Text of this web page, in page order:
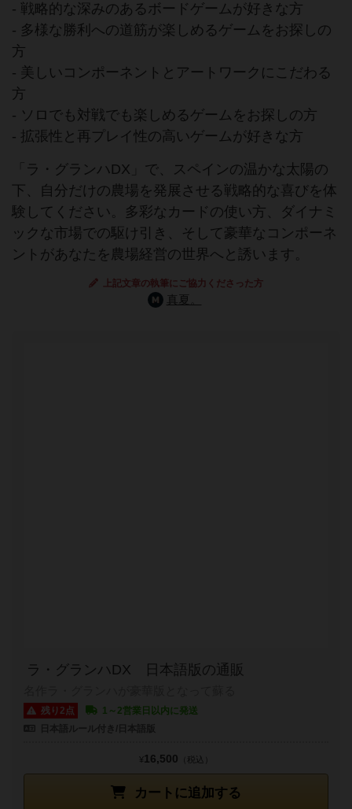
- 戦略的な深みのあるボードゲームが好きな方
- 多様な勝利への道筋が楽しめるゲームをお探しの
方
- 美しいコンポーネントとアートワークにこだわる
方
- ソロでも対戦でも楽しめるゲームをお探しの方
- 拡張性と再プレイ性の高いゲームが好きな方
「ラ・グランハDX」で、スペインの温かな太陽の
下、自分だけの農場を発展させる戦略的な喜びを体
験してください。多彩なカードの使い方、ダイナミ
ックな市場での駆け引き、そして豪華なコンポーネ
ントがあなたを農場経営の世界へと誘います。
上記文章の執筆にご協力くださった方
真夏。
ラ・グランハDX 日本語版の通販
残り2点
1～2営業日以内に発送
カートに追加する
¥16,500 （税込）